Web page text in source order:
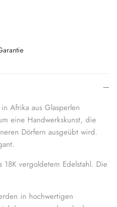
Afrika aus Glasperlen
eine Handwerkskunst, die
Dörfern ausgeübt wird.
18K vergoldetem Edelstahl. Die
in hochwertigen